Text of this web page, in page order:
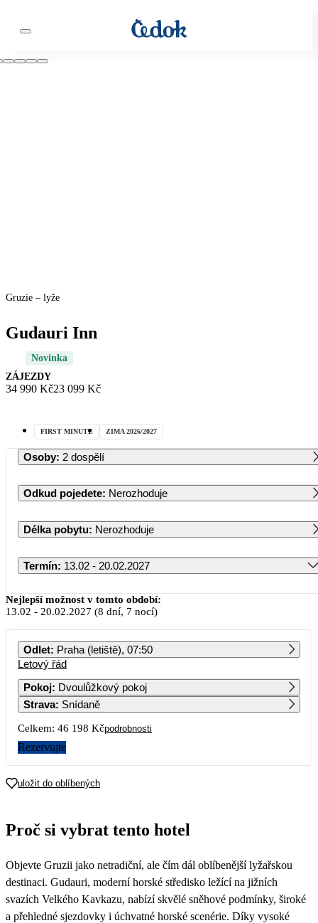
Gruzie – lyže
Gudauri Inn
Novinka
ZÁJEZDY
34 990 Kč23 099 Kč
FIRST MINUTE ZIMA 2026/2027
Osoby: 2 dospělí
Odkud pojedete: Nerozhoduje
Délka pobytu: Nerozhoduje
Termín: 13.02 - 20.02.2027
Únor 2027
PO ÚT ST ČT PÁ SO NE
8
22
Nejlepší možnost v tomto období:
13.02 - 20.02.2027 (8 dní, 7 nocí)
Odlet: Praha (letiště), 07:50
Letový řád
Pokoj: Dvoulůžkový pokoj
Strava: Snídaně
Celkem: 46 198 Kčpodrobnosti
Rezervujte
uložit do oblíbených
Proč si vybrat tento hotel
Objevte Gruzii jako netradiční, ale čím dál oblíbenější lyžařskou
destinaci. Gudauri, moderní horské středisko ležící na jižních
svazích Velkého Kavkazu, nabízí skvělé sněhové podmínky, široké
a přehledné sjezdovky i úchvatné horské scenérie. Díky vysoké